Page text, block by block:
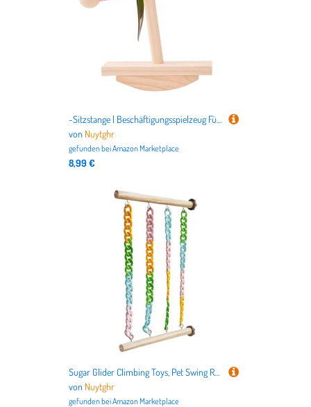
-Sitzstange | Beschäftigungsspielzeug Für Nymphensittiche,Schaukelnde Tischständer Aus Holz, Tierbedarf Für Bewegung Von Conure, Ara, Fink, Beo Und Wellensittich
von Nuytghr
gefunden beiAmazon Marketplace
8,99 €
Sugar Glider Climbing Toys, Pet Swing Rack, Chew-Proof Cage Toy Decor, Small Animal Chewing Climb Exercise Boredom Relief, Interactive Hanging Playground for Sugar Gliders and Pets
von Nuytghr
gefunden beiAmazon Marketplace